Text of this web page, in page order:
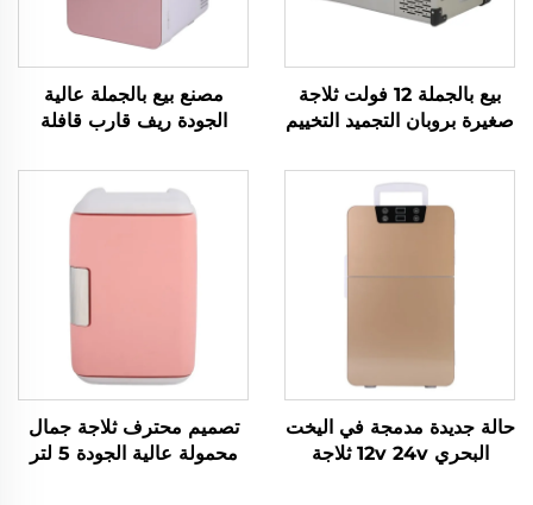
بيع بالجملة 12 فولت ثلاجة
صغيرة بروبان التجميد التخييم
المجمد المحمول
مصنع بيع بالجملة عالية
الجودة ريف قارب قافلة
محمولة 12 فولت
حالة جديدة مدمجة في اليخت
البحري 12v 24v ثلاجة
تصميم محترف ثلاجة جمال
محمولة عالية الجودة 5 لتر